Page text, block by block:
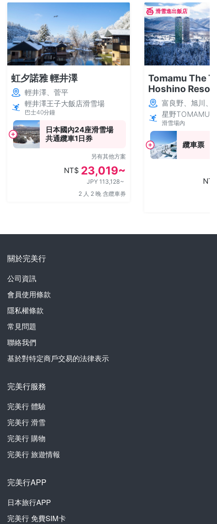
虹夕諾雅 輕井澤
輕井澤、菅平
輕井澤王子大飯店滑雪場
巴士40分鐘
日本國內24座滑雪場
共通纜車1日券
另有其他方案
NT$ 23,019~
JPY 113,128~
2 人 2 晚 含纜車券
滑雪進出飯店
Tomamu The
Hoshino
富良野、旭川、
星野TOMAMU
滑雪場內
纜車票
關於完美行
公司資訊
會員使用條款
隱私權條款
常見問題
聯絡我們
基於對特定商戶交易的法律表示
完美行服務
完美行體驗
完美行滑雪
完美行購物
完美行旅遊情報
完美行APP
日本旅行APP
完美行免費SIM卡